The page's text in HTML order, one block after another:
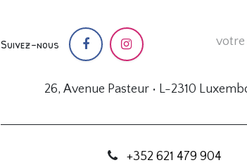
Suivez-nous
26, Avenue Pasteur • L-2310
+352 621 479 904